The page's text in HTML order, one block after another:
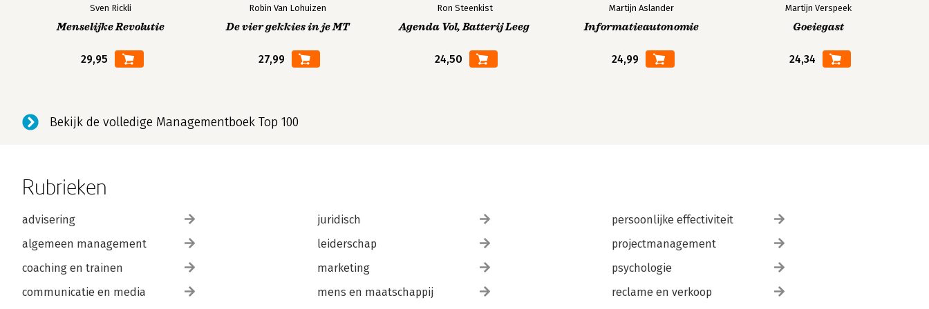
Sven Rickli
Menselijke Revolutie
29,95
Robin Van Lohuizen
De vier gekkies in je MT
27,99
Ron Steenkist
Agenda Vol, Batterij Leeg
24,50
Martijn Aslander
Informatieautonomie
24,99
Martijn Verspeek
Goeiegast
24,34
Bekijk de volledige Managementboek Top 100
Rubrieken
advisering
algemeen management
coaching en trainen
communicatie en media
juridisch
leiderschap
marketing
mens en maatschappij
persoonlijke effectiviteit
projectmanagement
psychologie
reclame en verkoop